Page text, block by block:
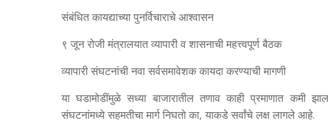
संबंधित कायद्याच्या पुनर्विचाराचे आश्वासन
९ जून रोजी मंत्रालयात व्यापारी व शासनाची महत्त्वपूर्ण बैठक
व्यापारी संघटनांची नवा सर्वसमावेशक कायदा करण्याची मागणी
या घडामोडींमुळे सध्या बाजारातील तणाव काही प्रमाणात कमी
संघटनांमध्ये सहमतीचा मार्ग निघतो का, याकडे सर्वांचे लक्ष लागले आहे.